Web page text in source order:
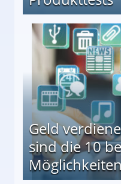
↻ Täglich neue
Geld
sind die 10